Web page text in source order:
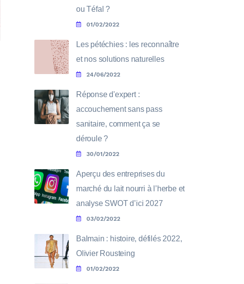
ou Téfal ?
01/02/2022
Les pétéchies : les reconnaître
et nos solutions naturelles
24/06/2022
Réponse d'expert :
accouchement sans pass
sanitaire, comment ça se
déroule ?
30/01/2022
Aperçu des entreprises du
marché du lait nourri à l’herbe et
analyse SWOT d’ici 2027
03/02/2022
Balmain : histoire, défilés 2022,
Olivier Rousteing
01/02/2022